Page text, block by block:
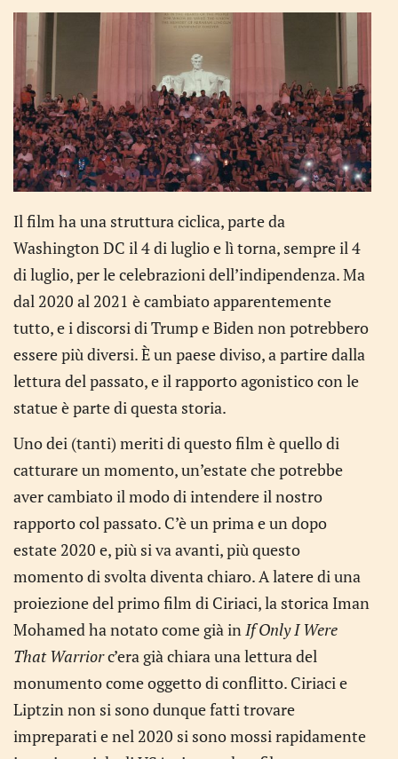
Il film ha una struttura ciclica, parte da
Washington DC il 4 di luglio e lì torna, sempre il 4
di luglio, per le celebrazioni dell’indipendenza. Ma
dal 2020 al 2021 è cambiato apparentemente
tutto, e i discorsi di Trump e Biden non potrebbero
essere più diversi. È un paese diviso, a partire dalla
lettura del passato, e il rapporto agonistico con le
statue è parte di questa storia.
Uno dei (tanti) meriti di questo film è quello di
catturare un momento, un’estate che potrebbe
aver cambiato il modo di intendere il nostro
rapporto col passato. C’è un prima e un dopo
estate 2020 e, più si va avanti, più questo
momento di svolta diventa chiaro. A latere di una
proiezione del primo film di Ciriaci, la storica Iman
Mohamed ha notato come già inIf Only I Were
That Warriorc’era già chiara una lettura del
monumento come oggetto di conflitto. Ciriaci e
Liptzin non si sono dunque fatti trovare
impreparati e nel 2020 si sono mossi rapidamente